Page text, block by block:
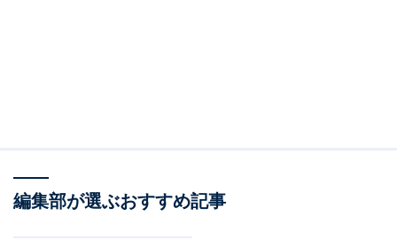
居住者からは、幸福を感じる理由として「子どもが元
編集部が選ぶおすすめ記事